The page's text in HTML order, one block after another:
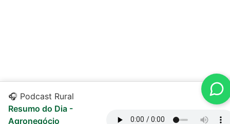
🎧 Podcast Rural
Resumo do Dia -
Agronegócio